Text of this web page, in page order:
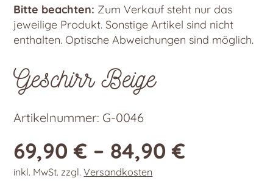
Bitte beachten: Zum Verkauf steht nur das
jeweilige Produkt. Sonstige Artikel sind nicht
enthalten. Optische Abweichungen sind möglich.
Geschirr Beige
Artikelnummer: G-0046
69,90€ – 84,90€
inkl. MwSt. zzgl.Versandkosten